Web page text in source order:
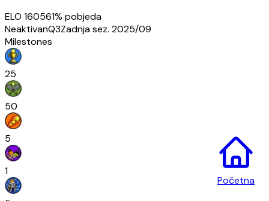
ELO 160561% pobjeda
NeaktivanQ3Zadnja sez. 2025/09
Milestones
25
50
5
1
Početna